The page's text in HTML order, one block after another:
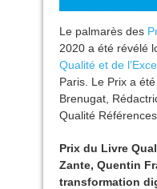
Le palmarès des
2020 a été révélé
Qualité et de
Paris. Le Prix a
Brenugat,
Qualité Références.
Prix du Livre
Zante, Quentin
transformation